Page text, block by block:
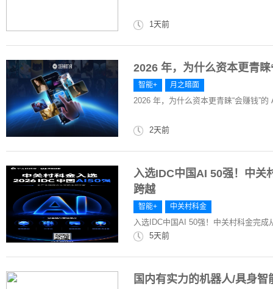
1天前
2026 年，为什么资本更青
智能+ 月之暗面
2026 年，为什么资本更青睐“会赚钱”的
2天前
入选IDC中国AI 50强！中关
跨越
智能+ 中关村科金
入选IDC中国AI 50强！中关村科金完
5天前
国内有实力的机器人/具身